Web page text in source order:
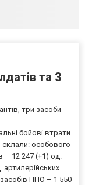
та 3
три засоби
бойові втрати
склали: особового
– 12 247 (+1) од.
ППО – 1 550